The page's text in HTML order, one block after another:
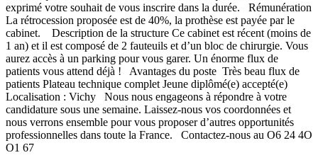
exprimé votre souhait de vous inscrire dans la durée. Rémunération
La rétrocession proposée est de 40%, la prothèse est payée par le
cabinet. Description de la structure Ce cabinet est récent (moins de
1 an) et il est composé de 2 fauteuils et d’un bloc de chirurgie. Vous
aurez accès à un parking pour vous garer. Un énorme flux de
patients vous attend déjà ! Avantages du poste Très beau flux de
patients Plateau technique complet Jeune diplômé(e) accepté(e)
Localisation : Vichy Nous nous engageons à répondre à votre
candidature sous une semaine. Laissez-nous vos coordonnées et
nous verrons ensemble pour vous proposer d’autres opportunités
professionnelles dans toute la France. Contactez-nous au O6 24 4O
O1 67